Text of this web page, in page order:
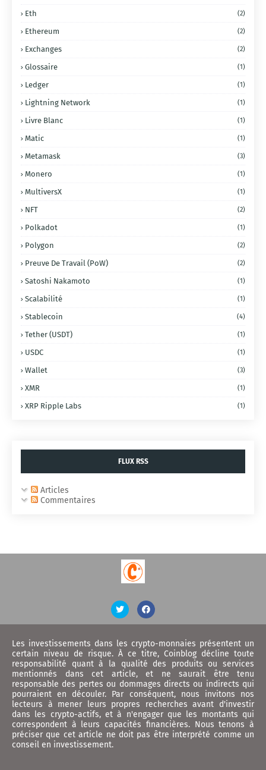
Eth (2)
Ethereum (2)
Exchanges (2)
Glossaire (1)
Ledger (1)
Lightning Network (1)
Livre Blanc (1)
Matic (1)
Metamask (3)
Monero (1)
MultiversX (1)
NFT (2)
Polkadot (1)
Polygon (2)
Preuve De Travail (PoW) (2)
Satoshi Nakamoto (1)
Scalabilité (1)
Stablecoin (4)
Tether (USDT) (1)
USDC (1)
Wallet (3)
XMR (1)
XRP Ripple Labs (1)
FLUX RSS
Articles
Commentaires
Les investissements dans les crypto-monnaies présentent un
certain niveau de risque. À ce titre, Coinblog décline toute
responsabilité quant à la qualité des produits ou services
mentionnés dans cet article, et ne saurait être tenu
responsable des pertes ou dommages directs ou indirects qui
pourraient en découler. Par conséquent, nous invitons nos
lecteurs à mener leurs propres recherches avant d'investir
dans les crypto-actifs, et à n'engager que les montants qui
correspondent à leurs capacités financières. Nous tenons à
préciser que cet article ne doit pas être interprété comme un
conseil en investissement.